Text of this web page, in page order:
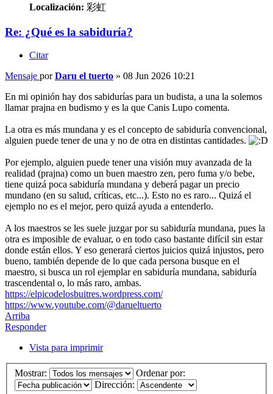
Localización: 彩虹
Re: ¿Qué es la sabiduría?
Citar
Mensaje porDaru el tuerto » 08 Jun 2026 10:21
En mi opinión hay dos sabidurías para un budista, a una la solemos
llamar prajna en budismo y es la que Canis Lupo comenta.
La otra es más mundana y es el concepto de sabiduría convencional,
alguien puede tener de una y no de otra en distintas cantidades.
Por ejemplo, alguien puede tener una visión muy avanzada de la
realidad (prajna) como un buen maestro zen, pero fuma y/o bebe,
tiene quizá poca sabiduría mundana y deberá pagar un precio
mundano (en su salud, críticas, etc...). Esto no es raro... Quizá el
ejemplo no es el mejor, pero quizá ayuda a entenderlo.
A los maestros se les suele juzgar por su sabiduría mundana, pues la
otra es imposible de evaluar, o en todo caso bastante difícil sin estar
donde están ellos. Y eso generará ciertos juicios quizá injustos, pero
bueno, también depende de lo que cada persona busque en el
maestro, si busca un rol ejemplar en sabiduría mundana, sabiduría
trascendental o, lo más raro, ambas.
https://elpicodelosbuitres.wordpress.com/
https://www.youtube.com/@darueltuerto
Arriba
Responder
Vista para imprimir
Mostrar:
Ordenar por:
Dirección: